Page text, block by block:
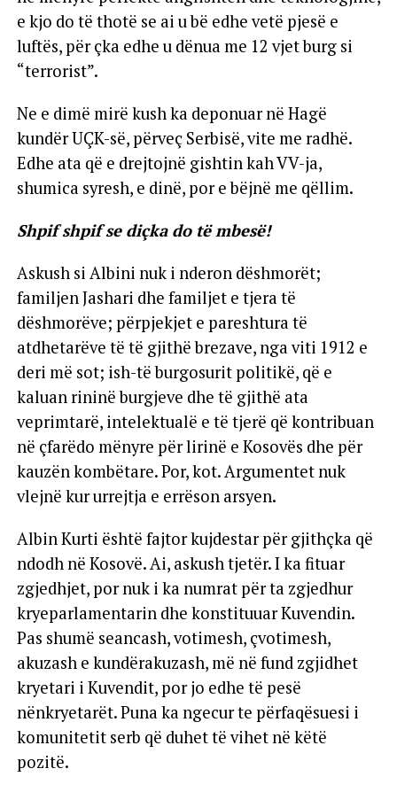
e kjo do të thotë se ai u bë edhe vetë pjesë e
luftës, për çka edhe u dënua me 12 vjet burg si
“terrorist”.
Ne e dimë mirë kush ka deponuar në Hagë
kundër UÇK-së, përveç Serbisë, vite me radhë.
Edhe ata që e drejtojnë gishtin kah VV-ja,
shumica syresh, e dinë, por e bëjnë me qëllim.
Shpif shpif se diçka do të mbesë!
Askush si Albini nuk i nderon dëshmorët;
familjen Jashari dhe familjet e tjera të
dëshmorëve; përpjekjet e pareshtura të
atdhetarëve të të gjithë brezave, nga viti 1912 e
deri më sot; ish-të burgosurit politikë, që e
kaluan rininë burgjeve dhe të gjithë ata
veprimtarë, intelektualë e të tjerë që kontribuan
në çfarëdo mënyre për lirinë e Kosovës dhe për
kauzën kombëtare. Por, kot. Argumentet nuk
vlejnë kur urrejtja e errëson arsyen.
Albin Kurti është fajtor kujdestar për gjithçka që
ndodh në Kosovë. Ai, askush tjetër. I ka fituar
zgjedhjet, por nuk i ka numrat për ta zgjedhur
kryeparlamentarin dhe konstituuar Kuvendin.
Pas shumë seancash, votimesh, çvotimesh,
akuzash e kundërakuzash, më në fund zgjidhet
kryetari i Kuvendit, por jo edhe të pesë
nënkryetarët. Puna ka ngecur te përfaqësuesi i
komunitetit serb që duhet të vihet në këtë
pozitë.